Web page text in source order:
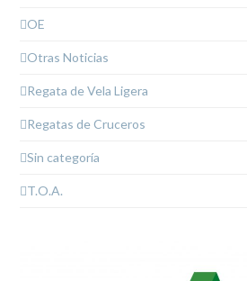
OE
Otras Noticias
Regata de Vela Ligera
Regatas de Cruceros
Sin categoría
T.O.A.